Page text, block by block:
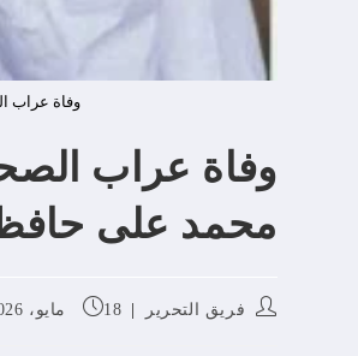
وفاة عراب الصحافة السعودية.. 7
محمد على
فريق التحرير 18 مايو، 2026